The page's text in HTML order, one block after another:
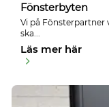
Fönsterbyten
Vi på Fönsterpartner
ska...
Läs mer här